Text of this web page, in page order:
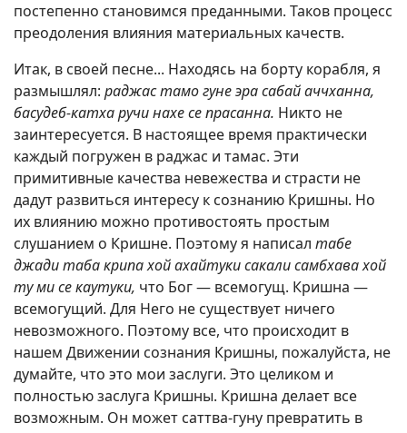
постепенно становимся преданными. Таков процесс
преодоления влияния материальных качеств.
Итак, в своей песне... Находясь на борту корабля, я
размышлял: раджас тамо гуне эра сабай аччханна,
басудеб-катха ручи нахе се прасанна. Никто не
заинтересуется. В настоящее время практически
каждый погружен в раджас и тамас. Эти
примитивные качества невежества и страсти не
дадут развиться интересу к сознанию Кришны. Но
их влиянию можно противостоять простым
слушанием о Кришне. Поэтому я написал табе
джади таба крипа хой ахайтуки сакали самбхава хой
ту ми се каутуки, что Бог — всемогущ. Кришна —
всемогущий. Для Него не существует ничего
невозможного. Поэтому все, что происходит в
нашем Движении сознания Кришны, пожалуйста, не
думайте, что это мои заслуги. Это целиком и
полностью заслуга Кришны. Кришна делает все
возможным. Он может саттва-гуну превратить в